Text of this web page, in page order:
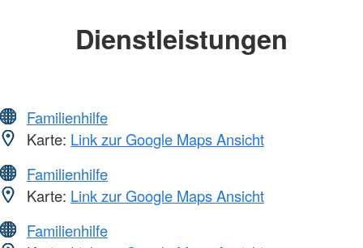
Dienstleistungen
Familienhilfe
Karte: Link zur Google Maps Ansicht
Familienhilfe
Karte: Link zur Google Maps Ansicht
Familienhilfe